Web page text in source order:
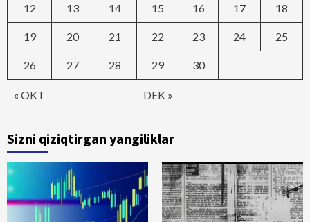
« OKT DEK »
12 13 14 15 16 17 18
19 20 21 22 23 24 25
26 27 28 29 30
Sizni qiziqtirgan yangiliklar